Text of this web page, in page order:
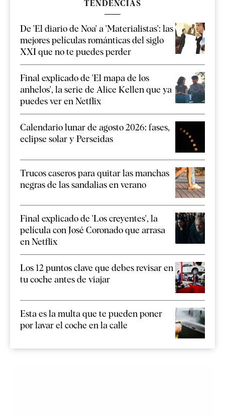
TENDENCIAS
De 'El diario de Noa' a 'Materialistas': las
mejores películas románticas del siglo
XXI que no te puedes perder
Final explicado de 'El mapa de los
anhelos', la serie de Alice Kellen que ya
puedes ver en Netflix
Calendario lunar de agosto 2026: fases,
eclipse solar y Perseidas
Trucos caseros para quitar las manchas
negras de las sandalias en verano
Final explicado de 'Los creyentes', la
película con José Coronado que arrasa
en Netflix
Los 12 puntos clave que debes revisar en
tu coche antes de viajar
Esta es la multa que te pueden poner
por lavar el coche en la calle